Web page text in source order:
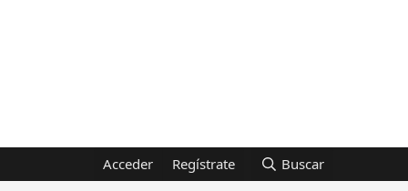
Acceder Regístrate Buscar